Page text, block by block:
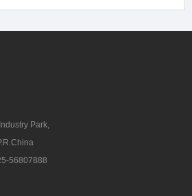
Park,
56807888